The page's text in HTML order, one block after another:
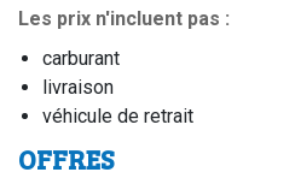
Les prix n'incluent pas :
carburant
livraison
véhicule de retrait
OFFRES